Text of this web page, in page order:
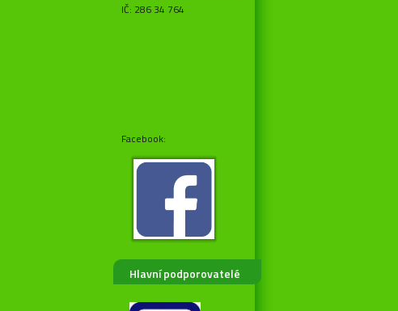
IČ: 286 34 764
Facebook:
Hlavní podporovatelé